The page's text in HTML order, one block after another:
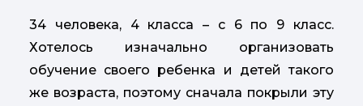
34 человека, 4 класса – с 6 по 9 класс.
Хотелось изначально организовать
обучение своего ребенка и детей такого
же возраста, поэтому сначала покрыли эту